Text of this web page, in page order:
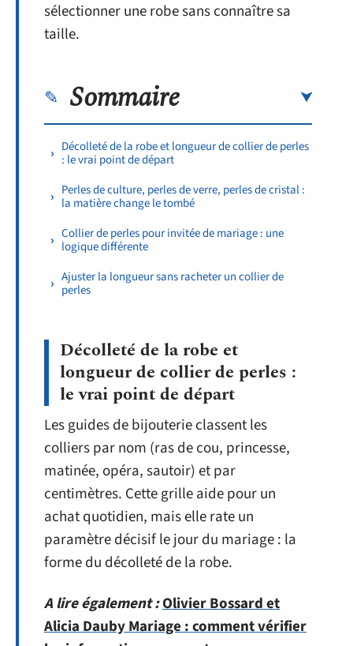
sélectionner une robe sans connaître sa
taille.
Sommaire
Décolleté de la robe et longueur de collier de perles
: le vrai point de départ
Perles de culture, perles de verre, perles de cristal :
la matière change le tombé
Collier de perles pour invitée de mariage : une
logique différente
Ajuster la longueur sans racheter un collier de
perles
Décolleté de la robe et
longueur de collier de perles :
le vrai point de départ
Les guides de bijouterie classent les
colliers par nom (ras de cou, princesse,
matinée, opéra, sautoir) et par
centimètres. Cette grille aide pour un
achat quotidien, mais elle rate un
paramètre décisif le jour du mariage : la
forme du décolleté de la robe.
A lire également :Olivier Bossard et
Alicia Dauby Mariage : comment vérifier